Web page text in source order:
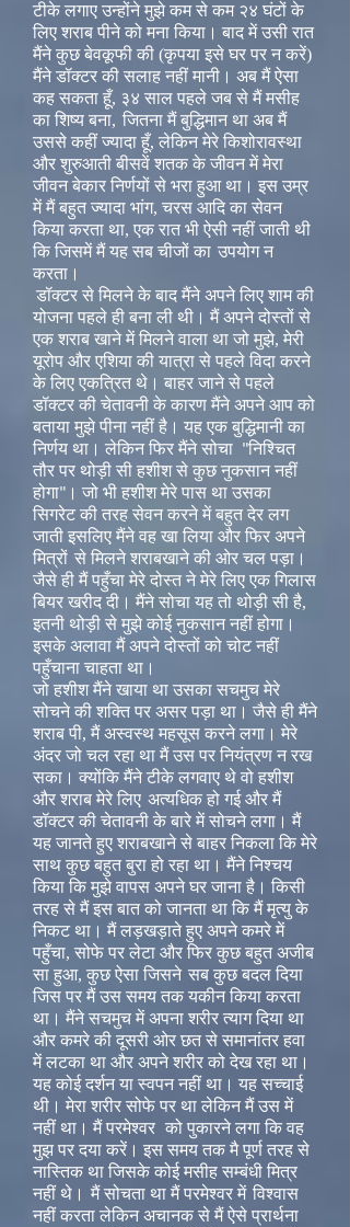
टीके लगाए उन्होंने मुझे कम से कम २४ घंटों के
लिए शराब पीने को मना किया। बाद में उसी रात
मैंने कुछ बेवकूफी की (कृपया इसे घर पर न करें)
मैंने डॉक्टर की सलाह नहीं मानी। अब मैं ऐसा
कह सकता हूँ, ३४ साल पहले जब से मैं मसीह
का शिष्य बना, जितना मैं बुद्धिमान था अब मैं
उससे कहीं ज्यादा हूँ, लेकिन मेरे किशोरावस्था
और शुरुआती बीसवें शतक के जीवन में मेरा
जीवन बेकार निर्णयों से भरा हुआ था। इस उम्र
में मैं बहुत ज्यादा भांग, चरस आदि का सेवन
किया करता था, एक रात भी ऐसी नहीं जाती थी
कि जिसमें मैं यह सब चीजों का उपयोग न
करता।
डॉक्टर से मिलने के बाद मैंने अपने लिए शाम की
योजना पहले ही बना ली थी। मैं अपने दोस्तों से
एक शराब खाने में मिलने वाला था जो मुझे, मेरी
यूरोप और एशिया की यात्रा से पहले विदा करने
के लिए एकत्रित थे। बाहर जाने से पहले
डॉक्टर की चेतावनी के कारण मैंने अपने आप को
बताया मुझे पीना नहीं है। यह एक बुद्धिमानी का
निर्णय था। लेकिन फिर मैंने सोचा "निश्चित
तौर पर थोड़ी सी हशीश से कुछ नुकसान नहीं
होगा" । जो भी हशीश मेरे पास था उसका
सिगरेट की तरह सेवन करने में बहुत देर लग
जाती इसलिए मैंने वह खा लिया और फिर अपने
मित्रों से मिलने शराबखाने की ओर चल पड़ा।
जैसे ही मैं पहुँचा मेरे दोस्त ने मेरे लिए एक गिलास
बियर खरीद दी। मैंने सोचा यह तो थोड़ी सी है,
इतनी थोड़ी से मुझे कोई नुकसान नहीं होगा।
इसके अलावा मैं अपने दोस्तों को चोट नहीं
पहुँचाना चाहता था।
जो हशीश मैंने खाया था उसका सचमुच मेरे
सोचने की शक्ति पर असर पड़ा था। जैसे ही मैंने
शराब पी, मैं अस्वस्थ महसूस करने लगा। मेरे
अंदर जो चल रहा था मैं उस पर नियंत्रण न रख
सका। क्योंकि मैंने टीके लगवाए थे वो हशीश
और शराब मेरे लिए अत्यधिक हो गई और मैं
डॉक्टर की चेतावनी के बारे में सोचने लगा। मैं
यह जानते हुए शराबखाने से बाहर निकला कि मेरे
साथ कुछ बहुत बुरा हो रहा था। मैंने निश्चय
किया कि मुझे वापस अपने घर जाना है। किसी
तरह से मैं इस बात को जानता था कि मैं मृत्यु के
निकट था। मैं लड़खड़ाते हुए अपने कमरे में
पहुँचा, सोफे पर लेटा और फिर कुछ बहुत अजीब
सा हुआ, कुछ ऐसा जिसने सब कुछ बदल दिया
जिस पर मैं उस समय तक यकीन किया करता
था। मैंने सचमुच में अपना शरीर त्याग दिया था
और कमरे की दूसरी ओर छत से समानांतर हवा
में लटका था और अपने शरीर को देख रहा था।
यह कोई दर्शन या स्वपन नहीं था। यह सच्चाई
थी। मेरा शरीर सोफे पर था लेकिन मैं उस में
नहीं था। मैं परमेश्वर को पुकारने लगा कि वह
मुझ पर दया करें। इस समय तक मै पूर्ण तरह से
नास्तिक था जिसके कोई मसीह सम्बंधी मित्र
नहीं थे। मैं सोचता था मैं परमेश्वर में विश्वास
नहीं करता लेकिन अचानक से मैं ऐसे प्रार्थना